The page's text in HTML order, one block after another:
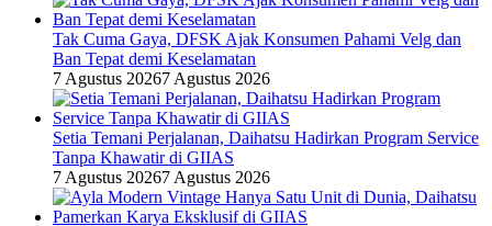
Tak Cuma Gaya, DFSK Ajak Konsumen Pahami Velg dan
Ban Tepat demi Keselamatan
7 Agustus 20267 Agustus 2026
Setia Temani Perjalanan, Daihatsu Hadirkan Program Service
Tanpa Khawatir di GIIAS
7 Agustus 20267 Agustus 2026